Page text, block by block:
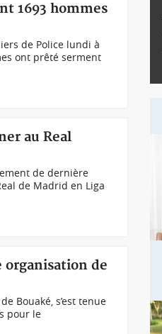
1693 hommes
de Police lundi à
ont prêté serment
au Real
de dernière
de Madrid en Liga
organisation de
Bouaké, s’est tenue
pour le